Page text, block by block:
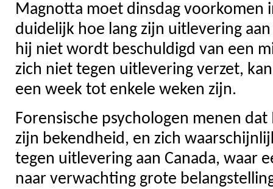
Magnotta moet dinsdag voorkomen
duidelijk hoe lang zijn uitlevering aan
hij niet wordt beschuldigd van een
zich niet tegen uitlevering verzet,
een week tot enkele weken zijn.
Forensische psychologen menen
zijn bekendheid, en zich
tegen uitlevering aan Canada, waar
naar verwachting grote